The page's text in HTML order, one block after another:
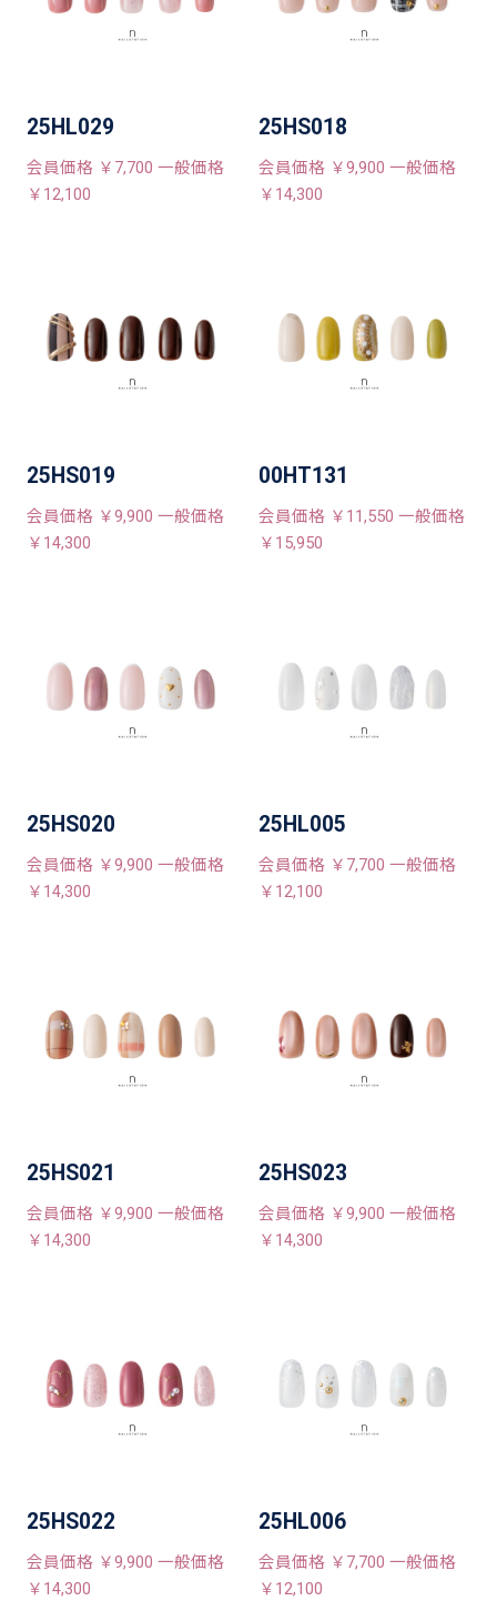
25HL029
会員価格 ￥7,700 一般価格
￥12,100
25HS018
会員価格 ￥9,900 一般価格
￥14,300
25HS019
会員価格 ￥9,900 一般価格
￥14,300
00HT131
会員価格 ￥11,550 一般価格
￥15,950
25HS020
会員価格 ￥9,900 一般価格
￥14,300
25HL005
会員価格 ￥7,700 一般価格
￥12,100
25HS021
会員価格 ￥9,900 一般価格
￥14,300
25HS023
会員価格 ￥9,900 一般価格
￥14,300
25HS022
会員価格 ￥9,900 一般価格
￥14,300
25HL006
会員価格 ￥7,700 一般価格
￥12,100